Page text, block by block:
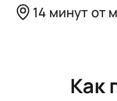
14 минут от
Как